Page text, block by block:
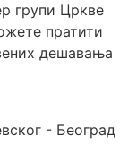
групи Цркве
пратити
дешавања
- Београд